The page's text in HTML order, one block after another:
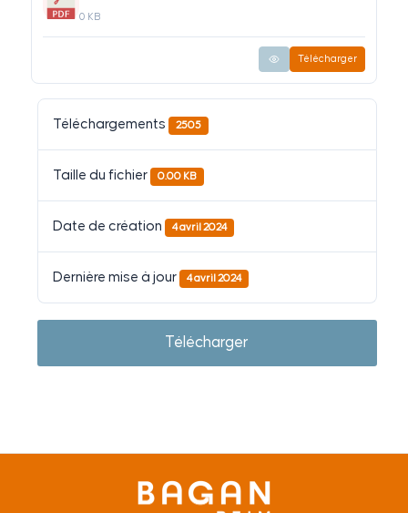
0 KB
Télécharger
Téléchargements 2505
Taille du fichier 0.00 KB
Date de création 4 avril 2024
Dernière mise à jour 4 avril 2024
Télécharger